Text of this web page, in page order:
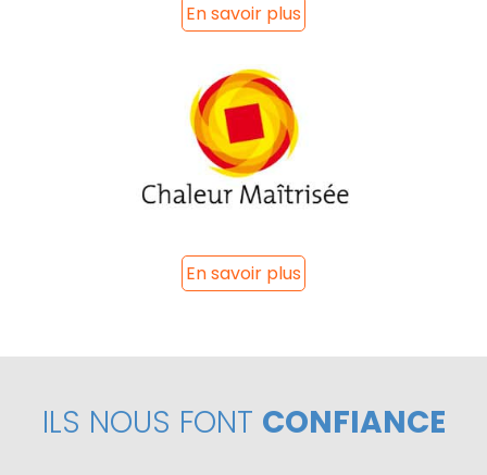
En savoir plus
En savoir plus
ILS NOUS FONT CONFIANCE